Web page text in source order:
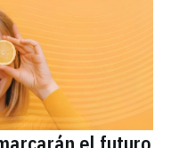
el futuro